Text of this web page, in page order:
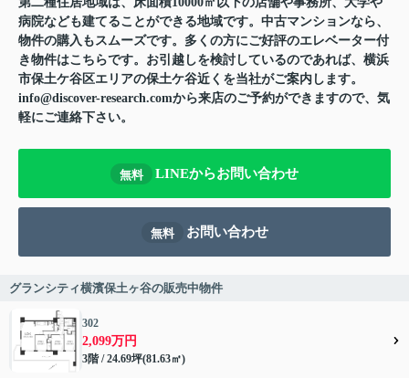
病院なども建てることができる地域です。中古マンションなら、
物件の購入もスムーズです。多くの方にご好評のエレベーター付
き物件はこちらです。お引越しを検討しているのであれば、横浜
市保土ケ谷区エリアの保土ケ谷近くを当社がご案内します。
info@discover-research.comから来店のご予約ができますので、気
軽にご連絡下さい。
無料 LINEからお問い合わせ
無料 お問い合わせ
グランシティ横濱保土ヶ谷の販売中物件
302
2,099万円
3階 / 24.69坪(81.63㎡)